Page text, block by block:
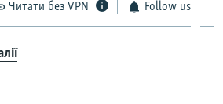
Читати без VPN Follow us